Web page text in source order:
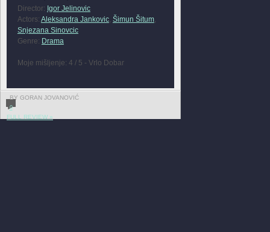
Director: Igor Jelinovic
Actors: Aleksandra Jankovic, Šimun Šitum,
Snjezana Sinovcic
Genre: Drama
Moje mišljenje: 4 / 5 - Vrlo Dobar
BY GORAN JOVANOVIĆ
0
FULL REVIEW »